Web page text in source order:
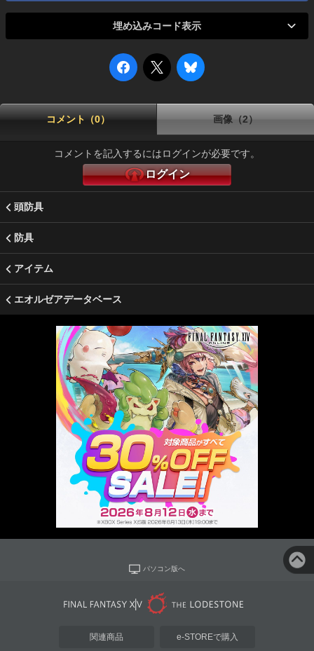
埋め込みコード表示
コメント（0） 画像（2）
コメントを記入するにはログインが必要です。
ログイン
頭防具
防具
アイテム
エオルゼアデータベース
パソコン版へ
関連商品 e-STOREで購入